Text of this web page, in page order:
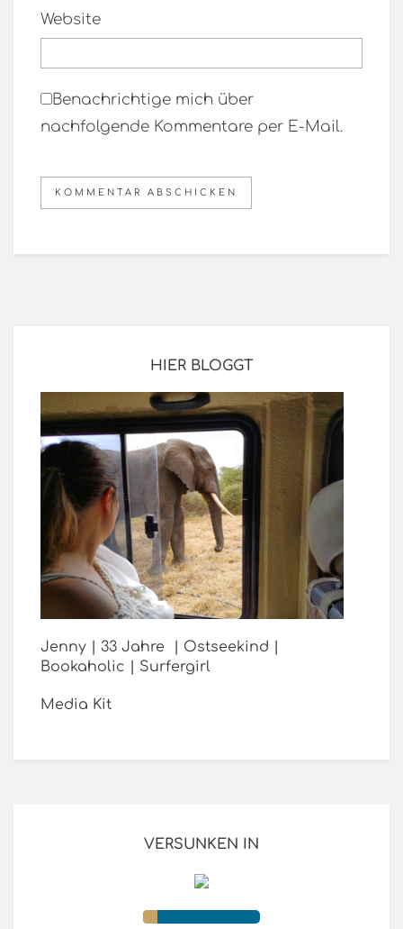
Website
Benachrichtige mich über
nachfolgende Kommentare per E-Mail.
HIER BLOGGT
Jenny | 33 Jahre | Ostseekind |
Bookaholic | Surfergirl
Media Kit
VERSUNKEN IN